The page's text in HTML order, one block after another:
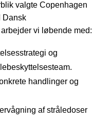
valgte Copenhagen
Dansk
vi løbende med:
og
handlinger og
af stråledoser